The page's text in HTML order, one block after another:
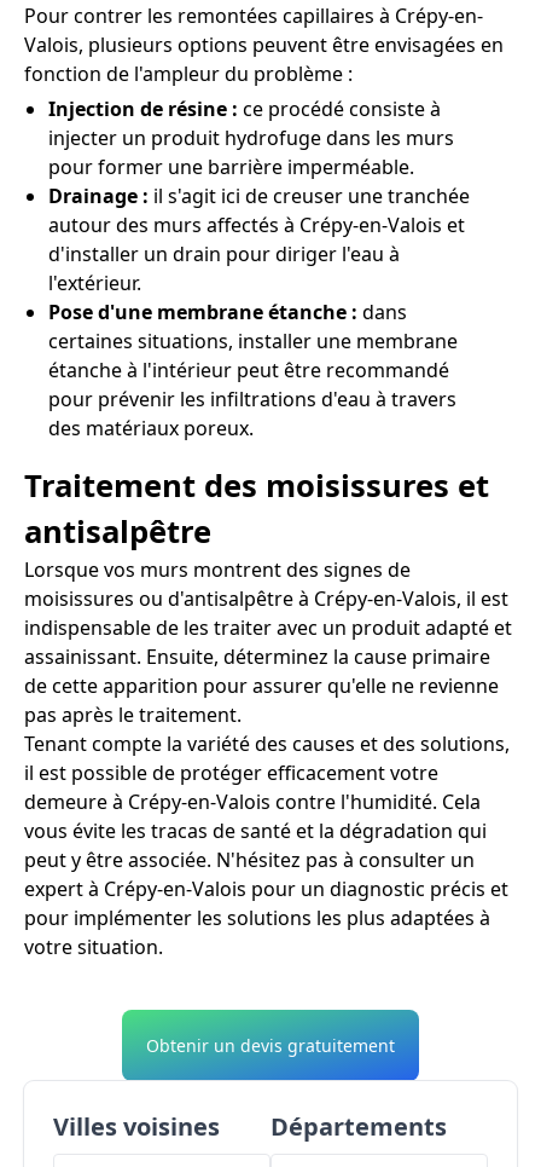
Pour contrer les remontées capillaires à Crépy-en-
Valois, plusieurs options peuvent être envisagées en
fonction de l'ampleur du problème :
Injection de résine : ce procédé consiste à
injecter un produit hydrofuge dans les murs
pour former une barrière imperméable.
Drainage : il s'agit ici de creuser une tranchée
autour des murs affectés à Crépy-en-Valois et
d'installer un drain pour diriger l'eau à
l'extérieur.
Pose d'une membrane étanche : dans
certaines situations, installer une membrane
étanche à l'intérieur peut être recommandé
pour prévenir les infiltrations d'eau à travers
des matériaux poreux.
Traitement des moisissures et
antisalpêtre
Lorsque vos murs montrent des signes de
moisissures ou d'antisalpêtre à Crépy-en-Valois, il est
indispensable de les traiter avec un produit adapté et
assainissant. Ensuite, déterminez la cause primaire
de cette apparition pour assurer qu'elle ne revienne
pas après le traitement.
Tenant compte la variété des causes et des solutions,
il est possible de protéger efficacement votre
demeure à Crépy-en-Valois contre l'humidité. Cela
vous évite les tracas de santé et la dégradation qui
peut y être associée. N'hésitez pas à consulter un
expert à Crépy-en-Valois pour un diagnostic précis et
pour implémenter les solutions les plus adaptées à
votre situation.
Obtenir un devis gratuitement
Villes voisines Départements